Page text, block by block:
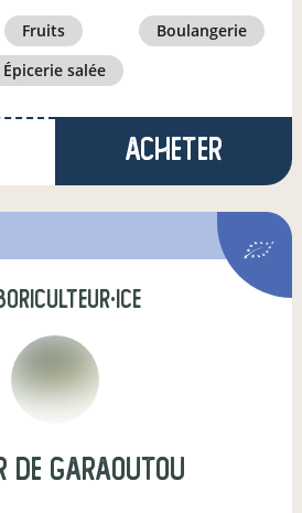
fruits
boulangerie
épicerie salée
Acheter
de Garaoutou